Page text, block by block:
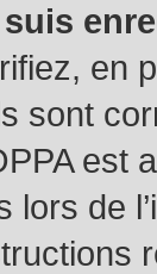
en
sont
est
lors de